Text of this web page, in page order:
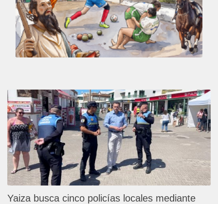
Yaiza busca cinco policías locales mediante